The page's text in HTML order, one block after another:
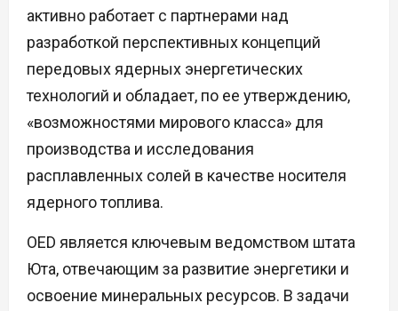
активно работает с партнерами над
разработкой перспективных концепций
передовых ядерных энергетических
технологий и обладает, по ее утверждению,
«возможностями мирового класса» для
производства и исследования
расплавленных солей в качестве носителя
ядерного топлива.
OED является ключевым ведомством штата
Юта, отвечающим за развитие энергетики и
освоение минеральных ресурсов. В задачи